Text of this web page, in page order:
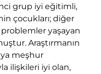
grup iyi eğitimli,
çocukları; diğer
yaşayan
Araştırmanın
meşhur
ilişkileri iyi olan,